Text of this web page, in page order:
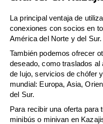
La principal ventaja de
conexiones con socios en
América del Norte y del Sur.
También podemos ofrecer
deseado, como traslados
de lujo, servicios de chófer
mundial: Europa, Asia,
del Sur.
Para recibir una oferta para
minibús o minivan en